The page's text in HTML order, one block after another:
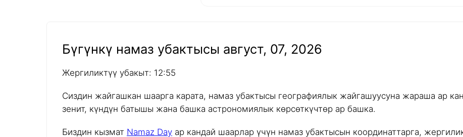
Бүгүнкү намаз убактысы август, 07, 2026
Жергиликтүү убакыт: 12:55
Сиздин жайгашкан шаарга карата, намаз убактысы географиялык жайгашуусуна жараша ар
зенит, күндүн батышы жана башка астрономиялык көрсөткүчтөр ар башка.
Биздин кызмат Namaz Day ар кандай шаарлар үчүн намаз убактысын координаттарга,